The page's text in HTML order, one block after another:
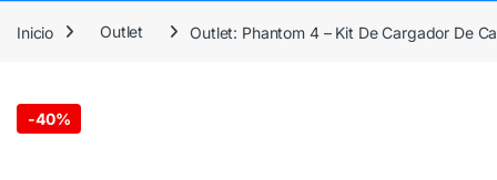
Inicio Outlet Outlet: Phantom 4 – Kit De Cargador De
-40%